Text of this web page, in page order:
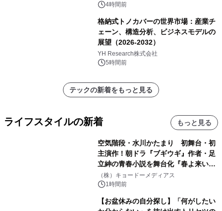
4時間前
格納式トノカバーの世界市場：産業チ
ェーン、構造分析、ビジネスモデルの
展望（2026-2032）
YH Research株式会社
5時間前
テックの新着をもっと見る
ライフスタイルの新着 もっと見る
空気階段・水川かたまり 初舞台・初
主演作！朝ドラ『ブギウギ』作者・足
立紳の青春小説を舞台化『春よ来い、
マジで来い』キービジュアル解禁！
（株）キョードーメディアス
1時間前
【お盆休みの自分探し】「何がしたい